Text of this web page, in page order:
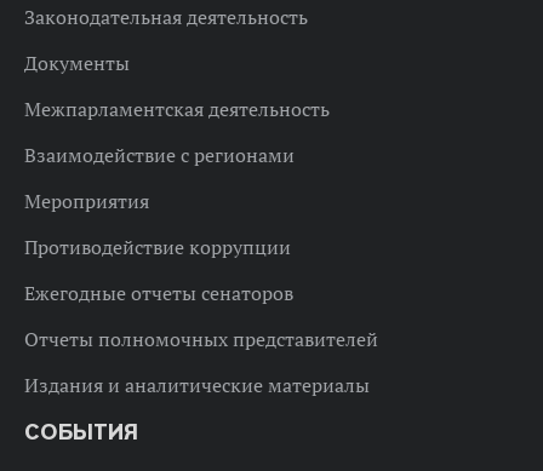
Законодательная деятельность
Документы
Межпарламентская деятельность
Взаимодействие с регионами
Мероприятия
Противодействие коррупции
Ежегодные отчеты сенаторов
Отчеты полномочных представителей
Издания и аналитические материалы
СОБЫТИЯ